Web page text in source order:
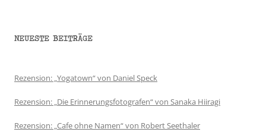
NEUESTE BEITRÄGE
Rezension: „Yogatown“ von Daniel Speck
Rezension: „Die Erinnerungsfotografen“ von Sanaka Hiiragi
Rezension: „Cafe ohne Namen“ von Robert Seethaler